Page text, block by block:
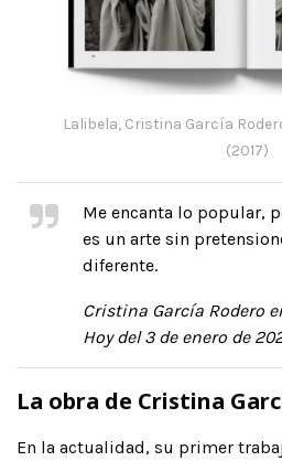
Lalibela, Cristina García
(2017)
Me encanta lo popular,
es un arte sin
diferente.
Cristina García Rodero
Hoy del 3 de enero de
La obra de Cristina
En la actualidad, su primer